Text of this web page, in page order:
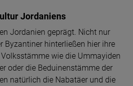
Jordaniens
Jordanien geprägt. Nicht nur
Byzantiner hinterließen hier ihre
wie die Ummayiden
oder die Beduinenstämme der
natürlich die Nabatäer und die